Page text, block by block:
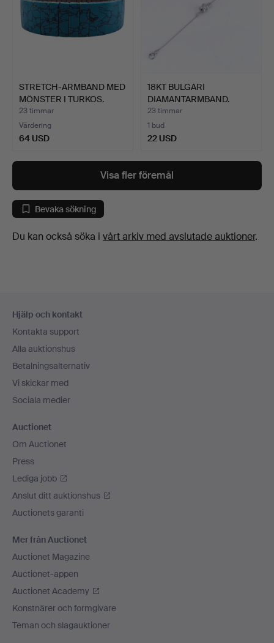
STRETCH-ARMBAND MED
MÖNSTER I TURKOS.
23 timmar
Värdering
64 USD
18KT BULGARI
DIAMANTARMBAND.
23 timmar
1 bud
22 USD
Visa fler föremål
Bevaka sökning
Du kan också söka i vårt arkiv med avslutade auktioner.
Hjälp och kontakt
Kontakta support
Alla auktionshus
Betalningsalternativ
Vi skickar med
Sociala medier
Auctionet
Om Auctionet
Press
Lediga jobb
Anslut ditt auktionshus
Auctionets garanti
Mer från Auctionet
Auctionet Magazine
Auctionet-appen
Auctionet Academy
Konstnärer och formgivare
Teman och slagauktioner